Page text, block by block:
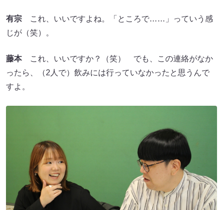
有宗 これ、いいですよね。「ところで……」っていう感
じが（笑）。
藤本これ、いいですか？（笑） でも、この連絡がなか
ったら、（2人で）飲みには行っていなかったと思うんで
すよ。